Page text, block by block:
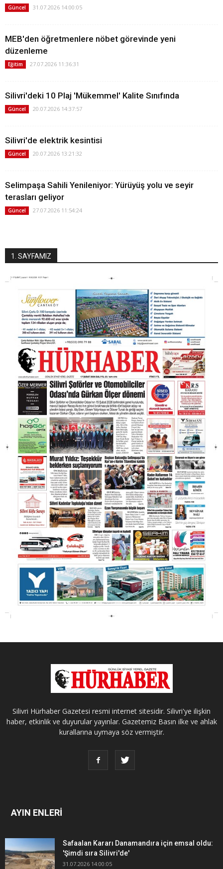
Güncel 31.07.2026 14:00:05
MEB'den öğretmenlere nöbet görevinde yeni
düzenleme
Eğitim 27.07.2026 11:36:31
Silivri'deki 10 Plaj 'Mükemmel' Kalite Sınıfında
Güncel 20.07.2026 14:37:57
Silivri'de elektrik kesintisi
Güncel 20.07.2026 13:21:32
Selimpaşa Sahili Yenileniyor: Yürüyüş yolu ve seyir
terasları geliyor
Güncel 27.07.2026 11:54:24
1. SAYFAMIZ
Silivri Hürhaber Gazetesi resmi internet sitesidir. Silivri'ye ilişkin
haber, etkinlik ve duyurular yayınlar. Gazetemiz Basın ilke ve ahlak
kurallarına uymaya söz vermiştir.
AYIN ENLERİ
Safaalan Kararı Danamandıra için emsal oldu:
'Şimdi sıra Silivri'de'
31.07.2026 14:00:05